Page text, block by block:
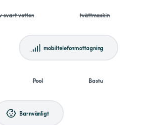
svart vatten tvättmaskin
mobiltelefonmottagning
Pool Bastu
Barnvänligt